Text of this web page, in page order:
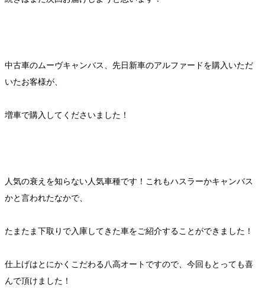
中古車のムーヴキャンバス、先日新車のアルファードを購入いただ
いたお客様が、
増車で購入してくださいました！
人気の衰えを知らない人気車種です！これもハスラーかキャンバス
かと言われたなかで、
たまたま下取りで入庫してきた車をご紹介することができました！
仕上げはとにかくこだわる八高オートですので、今回もとっても喜
んで頂けました！